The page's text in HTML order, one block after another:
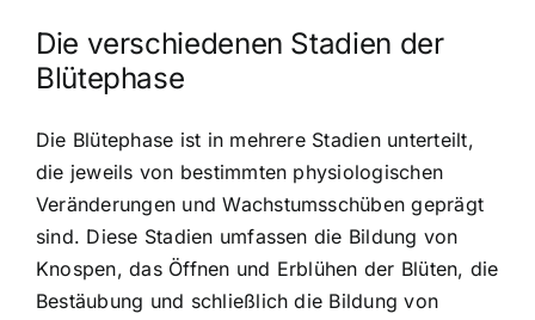
Die verschiedenen Stadien der
Blütephase
Die Blütephase ist in mehrere Stadien unterteilt,
die jeweils von bestimmten physiologischen
Veränderungen und Wachstumsschüben geprägt
sind. Diese Stadien umfassen die Bildung von
Knospen, das Öffnen und Erblühen der Blüten, die
Bestäubung und schließlich die Bildung von